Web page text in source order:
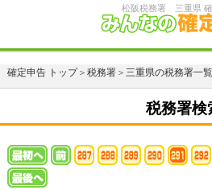
松阪税務署 三重県
確定申告 トップ＞ 税務署＞ 三重県の税務署一覧
税務署検